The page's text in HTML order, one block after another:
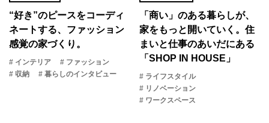
“好き”のピースをコーディ
ネートする、ファッション
感覚の家づくり。
# インテリア
# ファッション
# 収納
# 暮らしのインタビュー
「商い」の​ある​暮らしが、​
家を​もっと​開いていく。​住
まいと​仕事の​あいだに​ある​
「SHOP IN HOUSE」
# ライフスタイル
# リノベーション
# ワークスペース